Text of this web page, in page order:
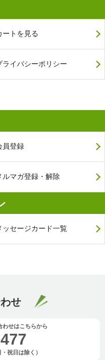
ートを見る
ライバシーポリシー
員登録
ルマガ登録・解除
ッセージカード一覧
せ
わせはこちらから
祝日は除く）